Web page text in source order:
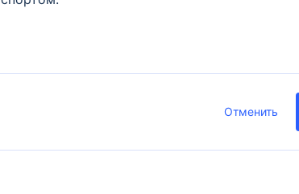
Отменить